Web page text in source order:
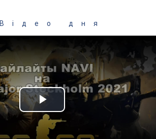
Відео дня
Play Video